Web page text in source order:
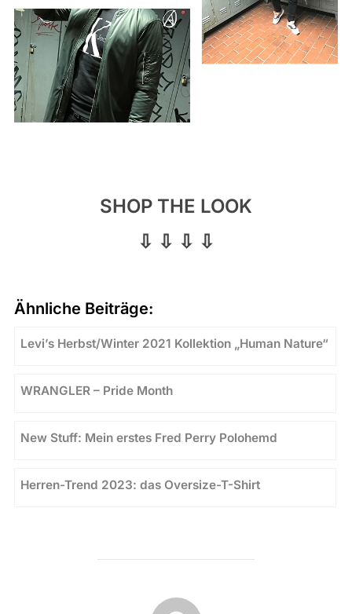
SHOP THE LOOK
⇩ ⇩ ⇩ ⇩
Ähnliche Beiträge:
Levi’s Herbst/Winter 2021 Kollektion „Human Nature“
WRANGLER – Pride Month
New Stuff: Mein erstes Fred Perry Polohemd
Herren-Trend 2023: das Oversize-T-Shirt
BEITRAGSAUTOR